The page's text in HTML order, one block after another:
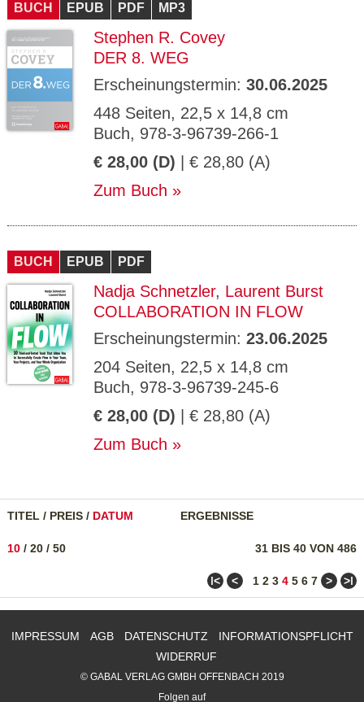
BUCH EPUB PDF MP3
Stephen R. Covey
DER 8. WEG
Erscheinungstermin: 30.06.2025
448 Seiten, 22,5 x 14,8 cm
Buch, 978-3-96739-266-1
€ 28,00 (D) | € 28,80 (A)
Zum Buch
BUCH EPUB PDF
Nadja Schnetzler, Laurent Burst
COLLABORATION IN FLOW
Erscheinungstermin: 23.06.2025
204 Seiten, 22,5 x 14,8 cm
Buch, 978-3-96739-245-6
€ 28,00 (D) | € 28,80 (A)
Zum Buch
TITEL / PREIS / DATUM ERGEBNISSE
31 BIS 40 VON 486
10 / 20 / 50
ǀ< < 1 2 3 4 5 6 7 > >ǀ
IMPRESSUM AGB DATENSCHUTZ
INFORMATIONSPFLICHT
WIDERRUF
© GABAL VERLAG GMBH OFFENBACH 2019
Folgen auf